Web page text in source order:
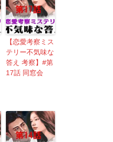
【恋愛考察ミス
テリー不気味な
答え 考察】#第
17話 同窓会